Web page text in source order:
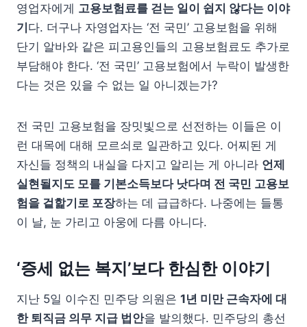
영업자에게 고용보험료를 걷는 일이 쉽지 않다는 이야
기다. 더구나 자영업자는 ‘전 국민’ 고용보험을 위해
단기 알바와 같은 피고용인들의 고용보험료도 추가로
부담해야 한다. ‘전 국민’ 고용보험에서 누락이 발생한
다는 것은 있을 수 없는 일 아니겠는가?
전 국민 고용보험을 장밋빛으로 선전하는 이들은 이
런 대목에 대해 모르쇠로 일관하고 있다. 어찌된 게
자신들 정책의 내실을 다지고 알리는 게 아니라 언제
실현될지도 모를 기본소득보다 낫다며 전 국민 고용보
험을 겉핥기로 포장하는 데 급급하다. 나중에는 들통
이 날, 눈 가리고 아웅에 다름 아니다.
‘증세 없는 복지’보다 한심한 이야기
지난 5일 이수진 민주당 의원은 1년 미만 근속자에 대
한 퇴직금 의무 지급 법안을 발의했다. 민주당의 총선